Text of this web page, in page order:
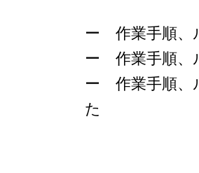
ー 作業手順、
ー 作業手順、
ー 作業手順、
た